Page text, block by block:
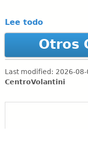
Lee todo
Otros
Last modified: 2026-
CentroVolantini